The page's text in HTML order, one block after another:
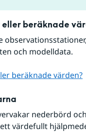
beräknade
och modelldata.
beräknade värden?
nederbörd
värdefullt